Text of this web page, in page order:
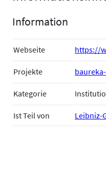
Information
Webseite https://
Projekte
Kategorie
Ist Teil von Leibniz-